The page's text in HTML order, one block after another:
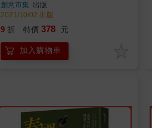
創意市集 出版
2021/10/02 出版
9 折 特價 378 元
加入購物車